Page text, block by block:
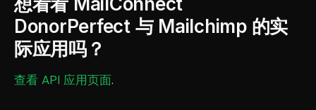
DonorPerfect 与 Mailchimp 的实
际应用吗？
查看 API 应用页面.